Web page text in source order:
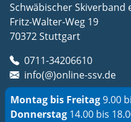
Schwäbischer Skiverband
Fritz-Walter-Weg 19
70372 Stuttgart
0711-34206610
info(@)online-ssv.de
Montag bis Freitag9.00
Donnerstag 14.00 bis